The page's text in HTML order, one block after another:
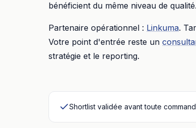
bénéficient du même niveau de qualité.
Partenaire opérationnel : Linkuma.
Votre point d'entrée reste un
stratégie et le reporting.
Shortlist validée avant toute